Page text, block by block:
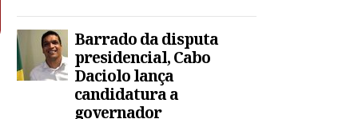
Barrado da disputa
presidencial, Cabo
Daciolo lança
candidatura a
governador